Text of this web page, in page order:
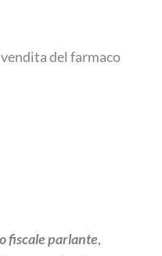
del farmaco
fiscale parlante,